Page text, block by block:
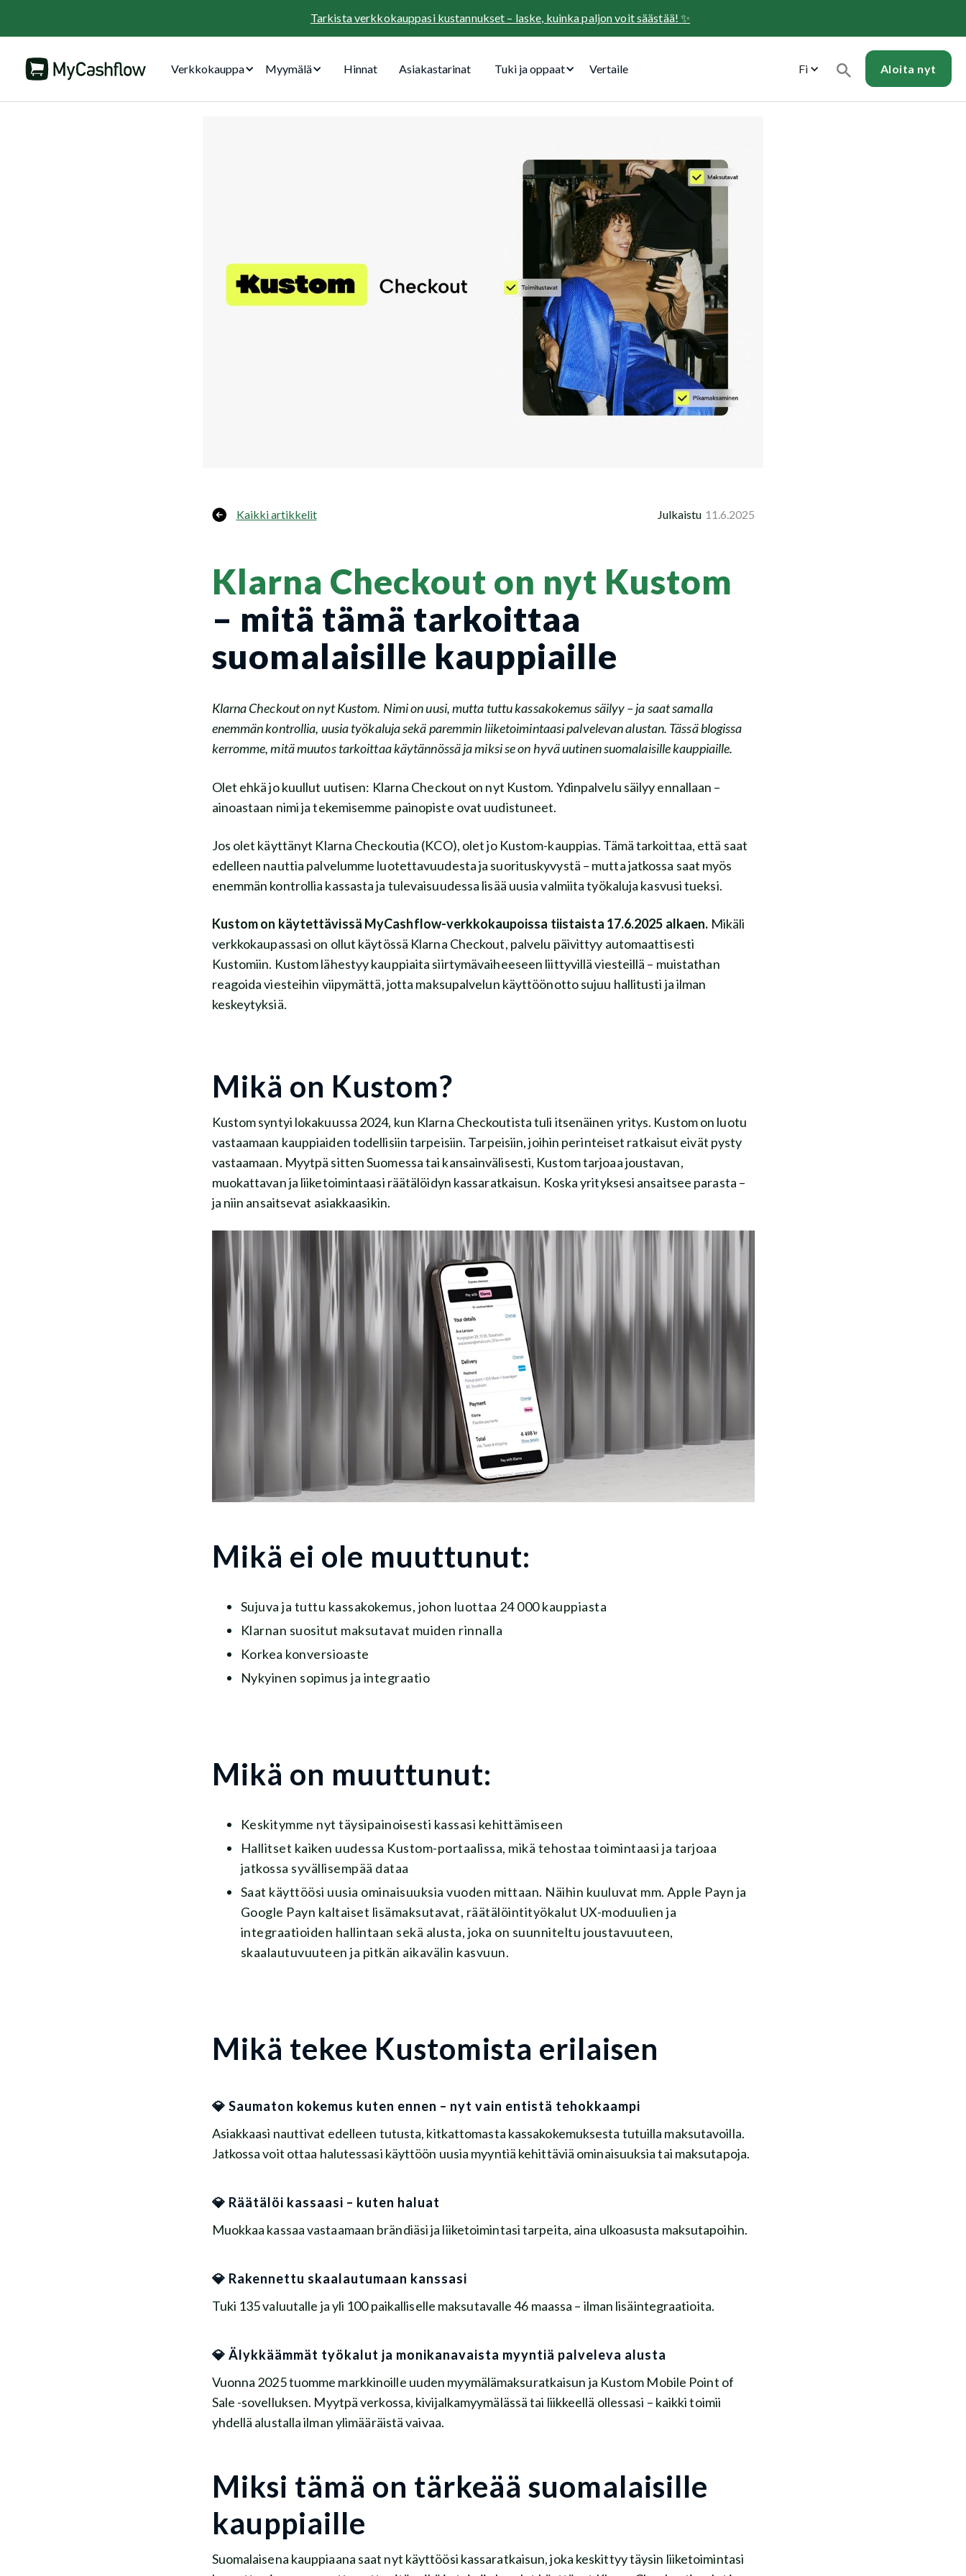
Tarkista verkkokauppasi kustannukset – laske, kuinka paljon voit säästää! ✨
Verkkokauppa Myymälä Hinnat Asiakastarinat Tuki ja oppaat Vertaile Fi Aloita nyt
Kaikki artikkelit Julkaistu 11.6.2025
Klarna Checkout on nyt Kustom
– mitä tämä tarkoittaa
suomalaisille kauppiaille
Klarna Checkout on nyt Kustom. Nimi on uusi, mutta tuttu kassakokemus säilyy – ja saat samalla
enemmän kontrollia, uusia työkaluja sekä paremmin liiketoimintaasi palvelevan alustan. Tässä blogissa
kerromme, mitä muutos tarkoittaa käytännössä ja miksi se on hyvä uutinen suomalaisille kauppiaille.
Olet ehkä jo kuullut uutisen: Klarna Checkout on nyt Kustom. Ydinpalvelu säilyy ennallaan –
ainoastaan nimi ja tekemisemme painopiste ovat uudistuneet.
Jos olet käyttänyt Klarna Checkoutia (KCO), olet jo Kustom-kauppias. Tämä tarkoittaa, että saat
edelleen nauttia palvelumme luotettavuudesta ja suorituskyvystä – mutta jatkossa saat myös
enemmän kontrollia kassasta ja tulevaisuudessa lisää uusia valmiita työkaluja kasvusi tueksi.
Kustom on käytettävissä MyCashflow-verkkokaupoissa tiistaista 17.6.2025 alkaen. Mikäli
verkkokaupassasi on ollut käytössä Klarna Checkout, palvelu päivittyy automaattisesti
Kustomiin. Kustom lähestyy kauppiaita siirtymävaiheeseen liittyvillä viesteillä – muistathan
reagoida viesteihin viipymättä, jotta maksupalvelun käyttöönotto sujuu hallitusti ja ilman
keskeytyksiä.
Mikä on Kustom?
Kustom syntyi lokakuussa 2024, kun Klarna Checkoutista tuli itsenäinen yritys. Kustom on luotu
vastaamaan kauppiaiden todellisiin tarpeisiin. Tarpeisiin, joihin perinteiset ratkaisut eivät pysty
vastaamaan. Myytpä sitten Suomessa tai kansainvälisesti, Kustom tarjoaa joustavan,
muokattavan ja liiketoimintaasi räätälöidyn kassaratkaisun. Koska yrityksesi ansaitsee parasta –
ja niin ansaitsevat asiakkaasikin.
Mikä ei ole muuttunut:
Sujuva ja tuttu kassakokemus, johon luottaa 24 000 kauppiasta
Klarnan suositut maksutavat muiden rinnalla
Korkea konversioaste
Nykyinen sopimus ja integraatio
Mikä on muuttunut:
Keskitymme nyt täysipainoisesti kassasi kehittämiseen
Hallitset kaiken uudessa Kustom-portaalissa, mikä tehostaa toimintaasi ja tarjoaa
jatkossa syvällisempää dataa
Saat käyttöösi uusia ominaisuuksia vuoden mittaan. Näihin kuuluvat mm. Apple Payn ja
Google Payn kaltaiset lisämaksutavat, räätälöintityökalut UX-moduulien ja
integraatioiden hallintaan sekä alusta, joka on suunniteltu joustavuuteen,
skaalautuvuuteen ja pitkän aikavälin kasvuun.
Mikä tekee Kustomista erilaisen
💎 Saumaton kokemus kuten ennen – nyt vain entistä tehokkaampi
Asiakkaasi nauttivat edelleen tutusta, kitkattomasta kassakokemuksesta tutuilla maksutavoilla.
Jatkossa voit ottaa halutessasi käyttöön uusia myyntiä kehittäviä ominaisuuksia tai maksutapoja.
💎 Räätälöi kassaasi – kuten haluat
Muokkaa kassaa vastaamaan brändiäsi ja liiketoimintasi tarpeita, aina ulkoasusta maksutapoihin.
💎 Rakennettu skaalautumaan kanssasi
Tuki 135 valuutalle ja yli 100 paikalliselle maksutavalle 46 maassa – ilman lisäintegraatioita.
💎 Älykkäämmät työkalut ja monikanavaista myyntiä palveleva alusta
Vuonna 2025 tuomme markkinoille uuden myymälämaksuratkaisun ja Kustom Mobile Point of
Sale -sovelluksen. Myytpä verkossa, kivijalkamyymälässä tai liikkeellä ollessasi – kaikki toimii
yhdellä alustalla ilman ylimääräistä vaivaa.
Miksi tämä on tärkeää suomalaisille
kauppiaille
Suomalaisena kauppiaana saat nyt käyttöösi kassaratkaisun, joka keskittyy täysin liiketoimintasi